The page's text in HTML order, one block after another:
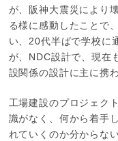
が、阪神大震災により
る様に感動したことで
い、20代半ばで学校に
が、NDC設計で、現在
設関係の設計に主に携
工場建設のプロジェク
識がなく、何から着手
れていくのか分からな